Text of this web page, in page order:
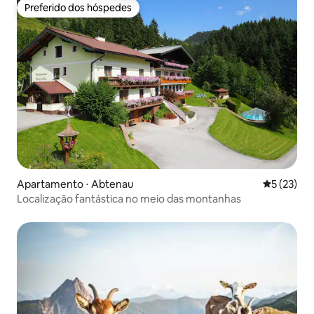
Preferido dos hóspedes
Preferido dos hóspedes
Apartamento ⋅ Abtenau 5 de uma
5 (23)
Localização fantástica no meio das montanhas